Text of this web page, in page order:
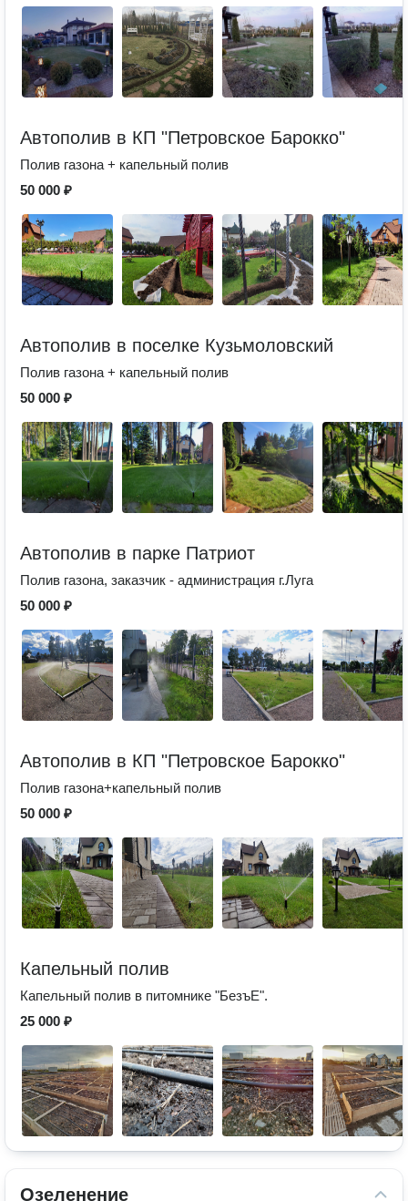
Автополив в КП "Петровское Барокко"
Полив газона + капельный полив
50 000 ₽
Автополив в поселке Кузьмоловский
Полив газона + капельный полив
50 000 ₽
Автополив в парке Патриот
Полив газона, заказчик - администрация г.Луга
50 000 ₽
Автополив в КП "Петровское Барокко"
Полив газона+капельный полив
50 000 ₽
Капельный полив
Капельный полив в питомнике "БезъЕ".
25 000 ₽
Озеленение